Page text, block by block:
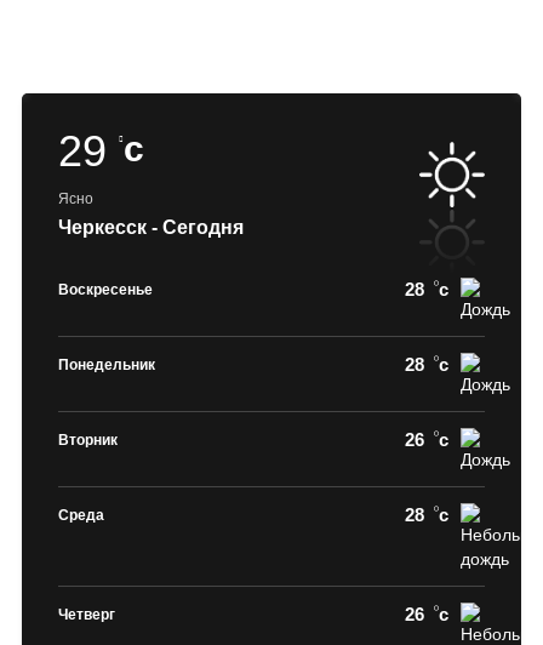
29 c
Ясно
Черкесск - Сегодня
Воскресенье 28 c
Понедельник 28 c
Вторник 26 c
Среда 28 c
Четверг 26 c